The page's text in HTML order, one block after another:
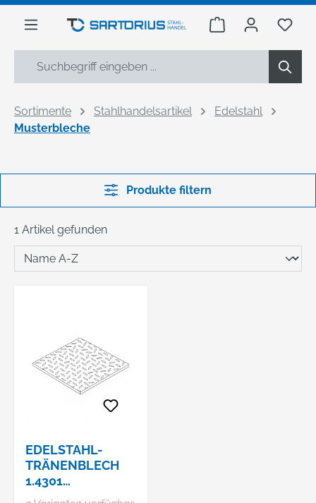
springen
Warenkorb Du
Sortimente Stahlhandelsartikel
Edelstahl
Musterbleche
Produkte filtern
1 Artikel gefunden
EDELSTAHL-
TRÄNENBLECH
1.4301
"MANDORLA"